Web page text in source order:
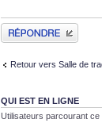
Publier une réponse
Retour vers Salle de
QUI EST EN LIGNE
Utilisateurs parcourant ce